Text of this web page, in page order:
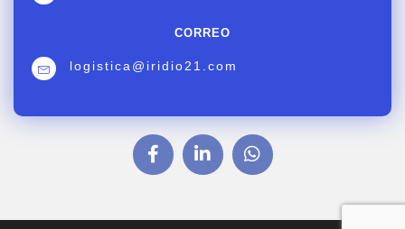
CORREO
logistica@iridio21.com